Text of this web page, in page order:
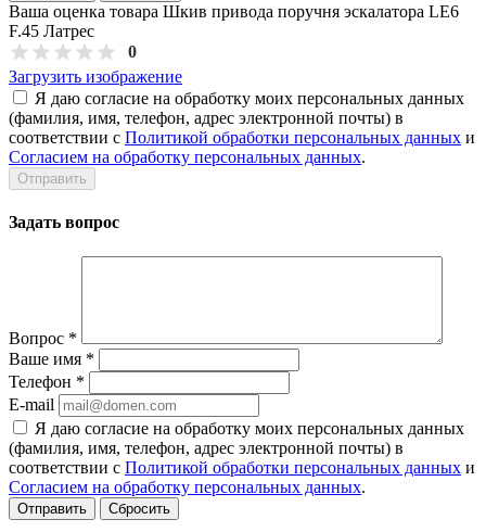
Ваша оценка товара Шкив привода поручня эскалатора LE6
F.45 Латрес
0
Загрузить изображение
Я даю согласие на обработку моих персональных данных
(фамилия, имя, телефон, адрес электронной почты) в
соответствии с Политикой обработки персональных данных и
Согласием на обработку персональных данных.
Задать вопрос
Вопрос *
Ваше имя *
Телефон *
E-mail
Я даю согласие на обработку моих персональных данных
(фамилия, имя, телефон, адрес электронной почты) в
соответствии с Политикой обработки персональных данных и
Согласием на обработку персональных данных.
Сбросить